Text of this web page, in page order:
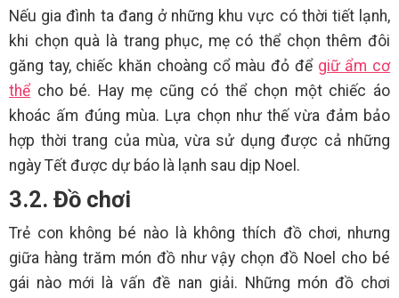
Nếu gia đình ta đang ở những khu vực có thời tiết lạnh,
khi chọn quà là trang phục, mẹ có thể chọn thêm đôi
găng tay, chiếc khăn choàng cổ màu đỏ để giữ ẩm cơ
thể cho bé. Hay mẹ cũng có thể chọn một chiếc áo
khoác ấm đúng mùa. Lựa chọn như thế vừa đảm bảo
hợp thời trang của mùa, vừa sử dụng được cả những
ngày Tết được dự báo là lạnh sau dịp Noel.
3.2. Đồ chơi
Trẻ con không bé nào là không thích đồ chơi, nhưng
giữa hàng trăm món đồ như vậy chọn đồ Noel cho bé
gái nào mới là vấn đề nan giải. Những món đồ chơi